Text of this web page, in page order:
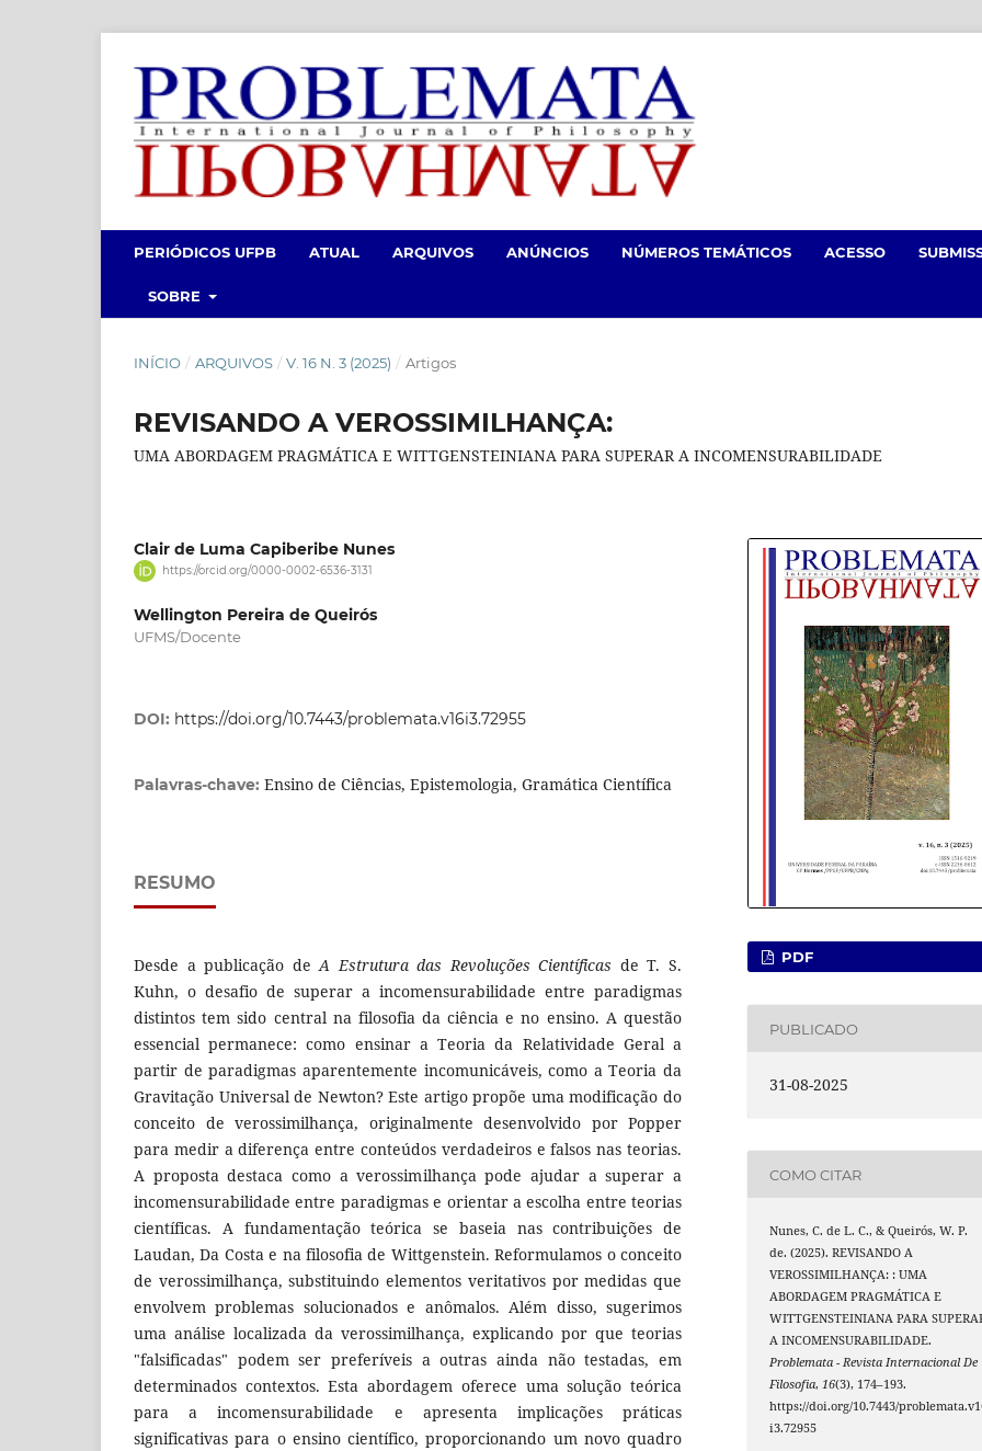
PERIÓDICOS UFPB ATUAL ARQUIVOS ANÚNCIOS NÚMEROS TEMÁTICOS ACESSO
SOBRE
INÍCIO / ARQUIVOS / V. 16 N. 3 (2025) / Artigos
REVISANDO A VEROSSIMILHANÇA:
UMA ABORDAGEM PRAGMÁTICA E WITTGENSTEINIANA PARA SUPERAR A INCOMENSURABILIDADE
Clair de Luma Capiberibe Nunes
https://orcid.org/0000-0002-6536-3131
Wellington Pereira de Queirós
UFMS/Docente
DOI: https://doi.org/10.7443/problemata.v16i3.72955
Palavras-chave: Ensino de Ciências, Epistemologia, Gramática Científica
RESUMO
Desde a publicação deA Estrutura das Revoluções Científicas de T. S.
Kuhn, o desafio de superar a incomensurabilidade entre paradigmas
distintos tem sido central na filosofia da ciência e no ensino. A questão
essencial permanece: como ensinar a Teoria da Relatividade Geral a
partir de paradigmas aparentemente incomunicáveis, como a Teoria da
Gravitação Universal de Newton? Este artigo propõe uma modificação do
conceito de verossimilhança, originalmente desenvolvido por Popper
para medir a diferença entre conteúdos verdadeiros e falsos nas teorias.
A proposta destaca como a verossimilhança pode ajudar a superar a
incomensurabilidade entre paradigmas e orientar a escolha entre teorias
científicas. A fundamentação teórica se baseia nas contribuições de
Laudan, Da Costa e na filosofia de Wittgenstein. Reformulamos o conceito
de verossimilhança, substituindo elementos veritativos por medidas que
envolvem problemas solucionados e anômalos. Além disso, sugerimos
uma análise localizada da verossimilhança, explicando por que teorias
"falsificadas" podem ser preferíveis a outras ainda não testadas, em
determinados contextos. Esta abordagem oferece uma solução teórica
para a incomensurabilidade e apresenta implicações práticas
significativas para o ensino científico, proporcionando um novo quadro
PDF
PUBLICADO
31-08-2025
COMO CITAR
Nunes, C. de L. C., & Queirós, W. P.
de. (2025). REVISANDO A
VEROSSIMILHANÇA: : UMA
ABORDAGEM PRAGMÁTICA E
WITTGENSTEINIANA PARA
A INCOMENSURABILIDADE.
Problemata - Revista Internacional De
Filosofia,16(3), 174–193.
https://doi.org/10.7443/
i3.72955